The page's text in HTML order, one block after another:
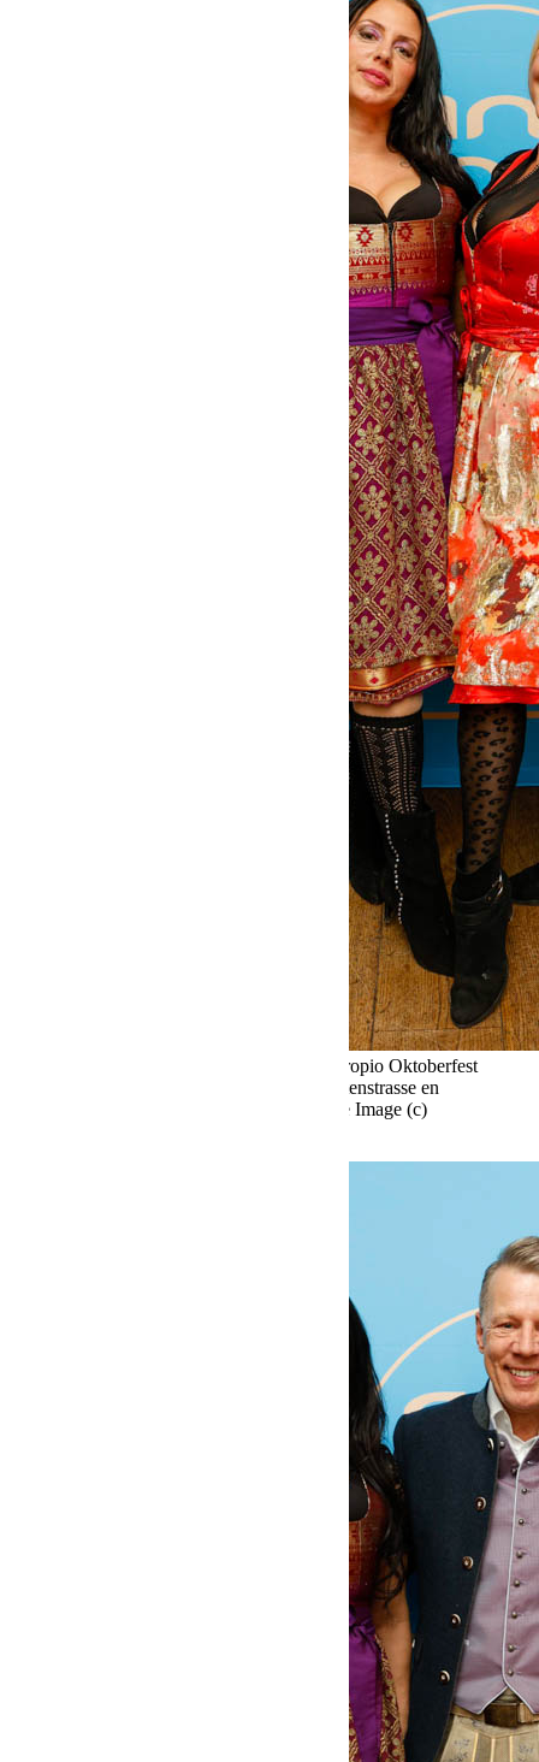
Fine Time Business Club celebra su propio Oktoberfest
en el Käfer Stammhaus en Prinzregentenstrasse en
Múnich el 02.10.2025 Agencia People Image (c)